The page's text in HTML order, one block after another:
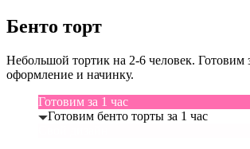
Бенто торт
Небольшой тортик на 2-6 человек. Готовим
оформление и начинку.
Готовим за 1 час
Готовим бенто торты за 1 час